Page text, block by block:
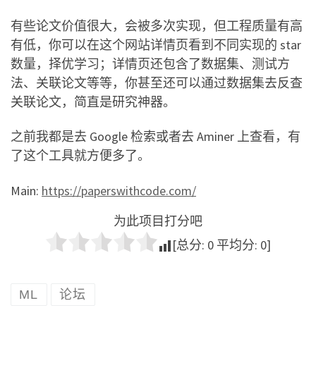
有些论文价值很大，会被多次实现，但工程质量有高
有低，你可以在这个网站详情页看到不同实现的 star
数量，择优学习；详情页还包含了数据集、测试方
法、关联论文等等，你甚至还可以通过数据集去反查
关联论文，简直是研究神器。
之前我都是去 Google 检索或者去 Aminer 上查看，有
了这个工具就方便多了。
Main: https://paperswithcode.com/
为此项目打分吧
[总分: 0 平均分: 0]
ML 论坛